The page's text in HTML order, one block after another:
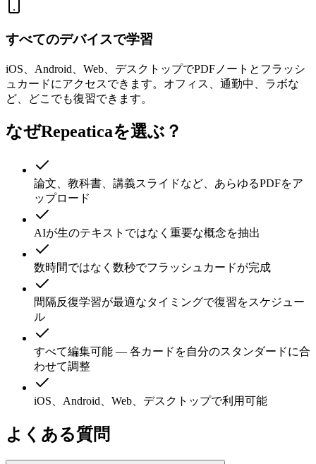
すべてのデバイスで学習
iOS、Android、Web、デスクトップでPDFノートとフラッシ
ュカードにアクセスできます。オフィス、通勤中、ラボな
ど、どこでも復習できます。
なぜRepeaticaを選ぶ？
論文、教科書、講義スライドなど、あらゆるPDFをア
ップロード
AIが生のテキストではなく重要な概念を抽出
数時間ではなく数秒でフラッシュカードが完成
間隔反復学習が最適なタイミングで復習をスケジュー
ル
すべて編集可能 — 各カードを自分のスタンダードに合
わせて調整
iOS、Android、Web、デスクトップで利用可能
よくある質問